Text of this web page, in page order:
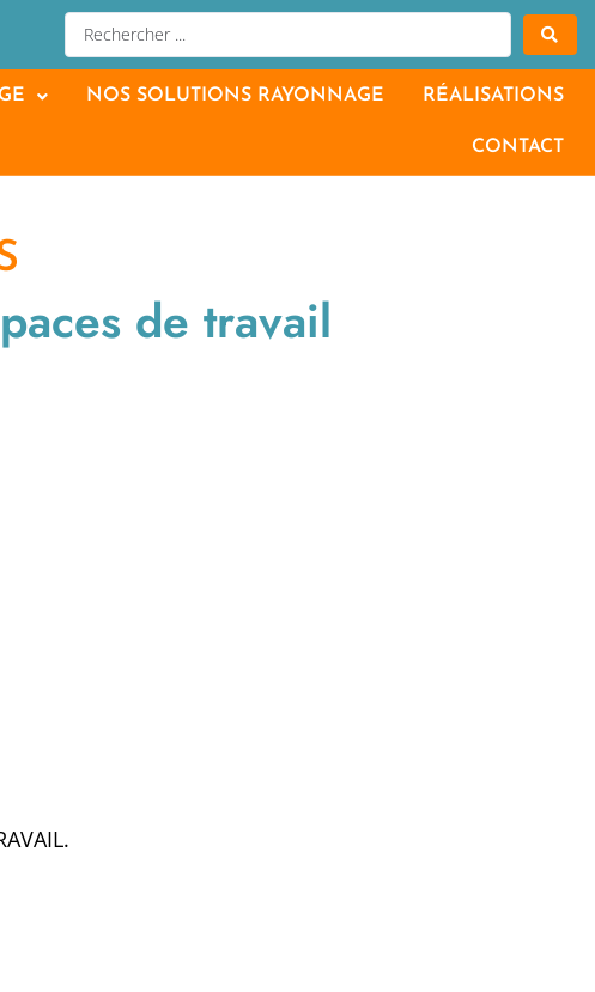
NOS SOLUTIONS RAYONNAGE RÉALISATIONS
CONTACT
de travail